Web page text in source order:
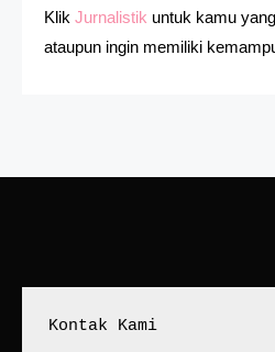
Klik Jurnalistik untuk kamu
ataupun ingin memiliki
Kontak Kami